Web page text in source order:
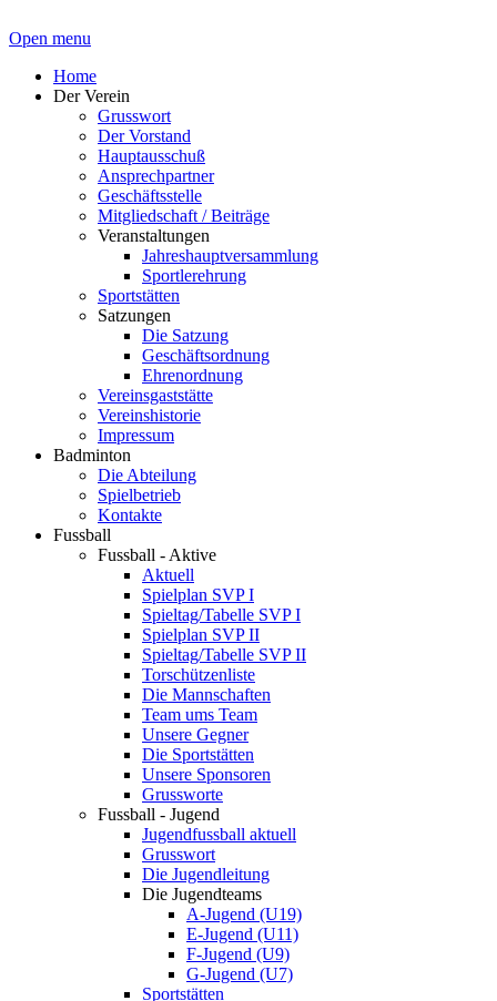
Open menu
Home
Der Verein
Grusswort
Der Vorstand
Hauptausschuß
Ansprechpartner
Geschäftsstelle
Mitgliedschaft / Beiträge
Veranstaltungen
Jahreshauptversammlung
Sportlerehrung
Sportstätten
Satzungen
Die Satzung
Geschäftsordnung
Ehrenordnung
Vereinsgaststätte
Vereinshistorie
Impressum
Badminton
Die Abteilung
Spielbetrieb
Kontakte
Fussball
Fussball - Aktive
Aktuell
Spielplan SVP I
Spieltag/Tabelle SVP I
Spielplan SVP II
Spieltag/Tabelle SVP II
Torschützenliste
Die Mannschaften
Team ums Team
Unsere Gegner
Die Sportstätten
Unsere Sponsoren
Grussworte
Fussball - Jugend
Jugendfussball aktuell
Grusswort
Die Jugendleitung
Die Jugendteams
A-Jugend (U19)
E-Jugend (U11)
F-Jugend (U9)
G-Jugend (U7)
Sportstätten